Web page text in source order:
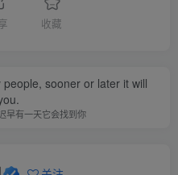
收藏
sooner or later it will
早有一天它会找到你